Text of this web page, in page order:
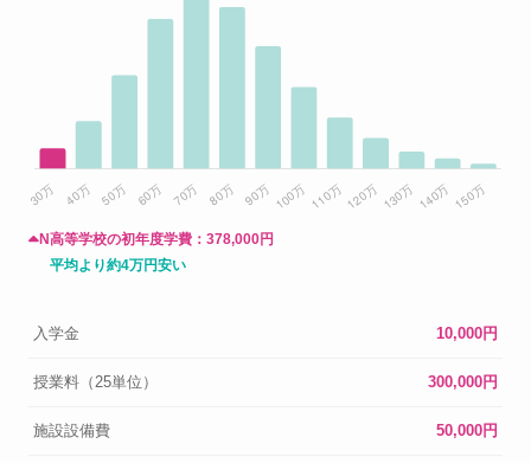
N高等学校の初年度学費： 378,000円
平均より約4万円安い
入学金 10,000円
授業料（25単位） 300,000円
施設設備費 50,000円